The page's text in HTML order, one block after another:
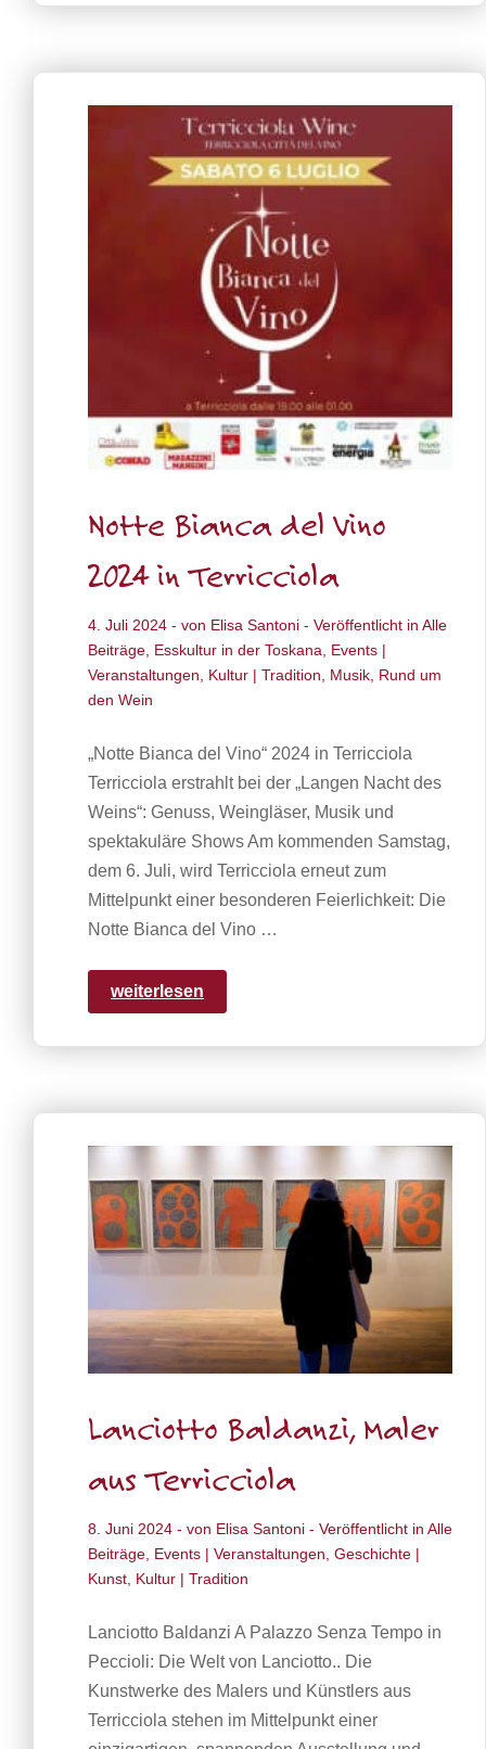
Notte Bianca del Vino
2024 in Terricciola
4. Juli 2024 - von Elisa Santoni - Veröffentlicht in Alle
Beiträge Esskultur in der Toskana
Events |
Veranstaltungen
Kultur | Tradition Musik Rund um
den Wein
„Notte Bianca del Vino“ 2024 in Terricciola
Terricciola erstrahlt bei der „Langen Nacht des
Weins“: Genuss, Weingläser, Musik und
spektakuläre Shows Am kommenden Samstag,
dem 6. Juli, wird Terricciola erneut zum
Mittelpunkt einer besonderen Feierlichkeit: Die
Notte Bianca del Vino …
weiterlesen
Lanciotto Baldanzi, Maler
aus Terricciola
8. Juni 2024 - von Elisa Santoni - Veröffentlicht in Alle
Beiträge Events | Veranstaltungen Geschichte |
Kunst Kultur | Tradition
Lanciotto Baldanzi A Palazzo Senza Tempo in
Peccioli: Die Welt von Lanciotto.. Die
Kunstwerke des Malers und Künstlers aus
Terricciola stehen im Mittelpunkt einer